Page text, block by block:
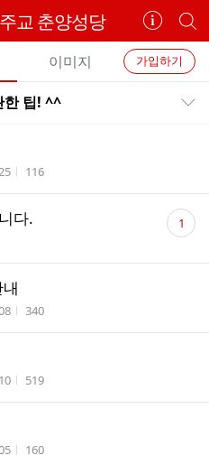
교 춘양성당
카
페
정
보
개
별
카
페
검
가입하기
이미지
한 팁! ^^
조회수
116
다.
댓
글 1
조회수
340
조회수
519
조회수
160